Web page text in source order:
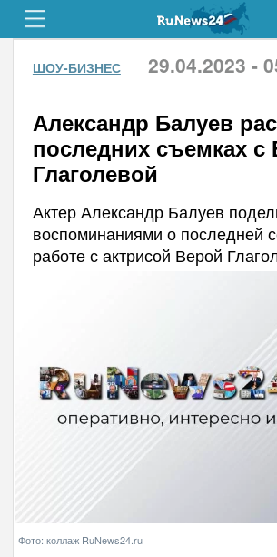
ШОУ-БИЗНЕС 29.04.2023 -
Александр Балуев
последних съемках с
Глаголевой
Актер Александр Балуев
воспоминаниями о последней
работе с актрисой Верой
Фото: коллаж RuNews24.ru